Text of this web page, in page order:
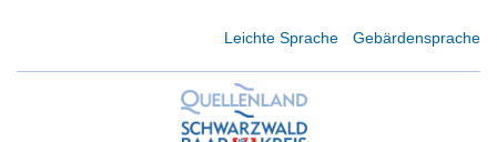
Leichte Sprache Gebärdensprache